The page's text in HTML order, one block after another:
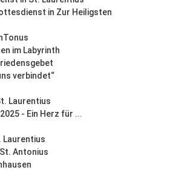
in Zur Heiligsten
im Labyrinth
verbindet“
Laurentius
- Ein Herz für ...
Laurentius
Antonius